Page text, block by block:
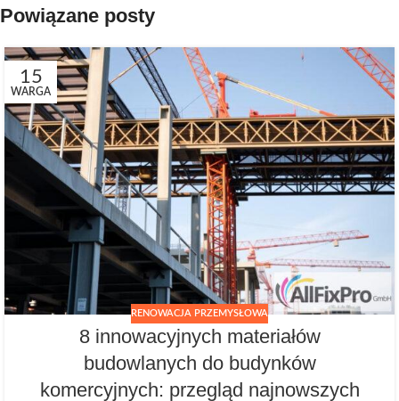
Powiązane posty
15
WARGA
RENOWACJA PRZEMYSŁOWA
8 innowacyjnych materiałów
budowlanych do budynków
komercyjnych: przegląd najnowszych